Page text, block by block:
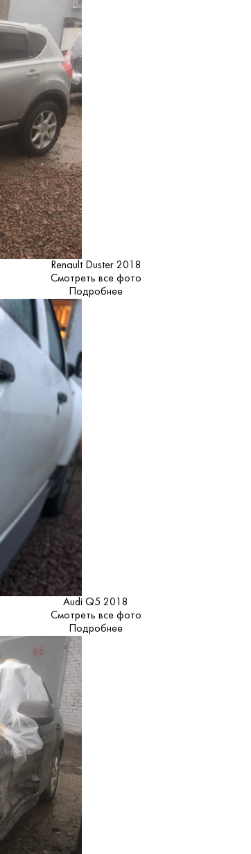
Renault Duster 2018
Смотреть все фото
Подробнее
Audi Q5 2018
Смотреть все фото
Подробнее